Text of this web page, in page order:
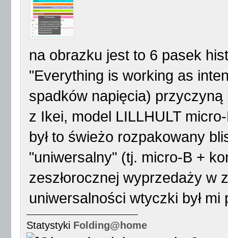
na obrazku jest to 6 pasek
"Everything is working as
spadków napięcia)
z Ikei, model LILLHULT
był to świeżo rozpakowany
"uniwersalny" (tj. micro-B +
zeszłorocznej wyprzedaży w
uniwersalności wtyczki był
Statystyki Folding@home